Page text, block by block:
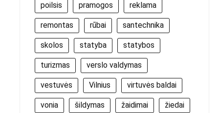
poilsis pramogos reklama
remontas rūbai santechnika
skolos statyba statybos
turizmas verslo valdymas
vestuvės Vilnius virtuvės baldai
vonia šildymas žaidimai žiedai